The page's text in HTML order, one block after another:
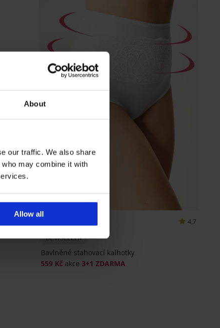
About
our traffic. We also share
may combine it with
Allow all
3+1 ZDARMA
4,7
BESTSELLER
Bavlněné stahovací kalhotky
559 Kč akce 3+1 ZDARMA